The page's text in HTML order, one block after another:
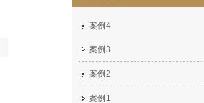
案例4
案例3
案例2
案例1